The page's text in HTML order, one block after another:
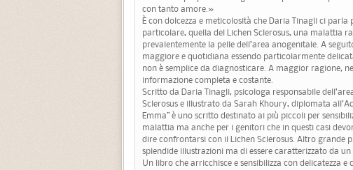
con tanto amore.»
È con dolcezza e meticolosità che Daria Tinagli ci
particolare, quella del Lichen Sclerosus, una malattia
prevalentemente la pelle dell’area anogenitale. A
maggiore e quotidiana essendo particolarmente
non è semplice da diagnosticare. A maggior ragione,
informazione completa e costante.
Scritto da Daria Tinagli, psicologa responsabile
Sclerosus e illustrato da Sarah Khoury, diplomata
Emma” è uno scritto destinato ai più piccoli per
malattia ma anche per i genitori che in questi casi
dire confrontarsi con il Lichen Sclerosus. Altro grande
splendide illustrazioni ma di essere caratterizzato da
Un libro che arricchisce e sensibilizza con delicatezza e